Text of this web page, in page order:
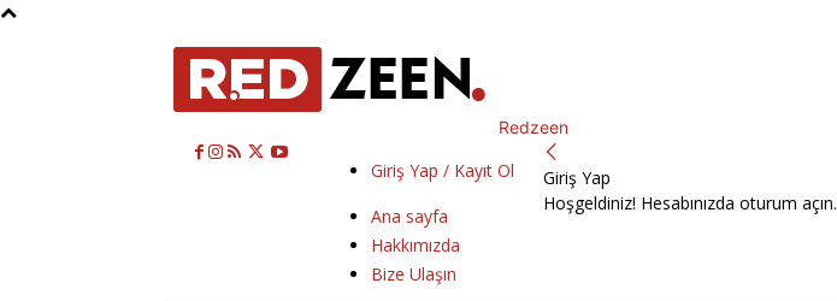
Redzeen
Giriş Yap / Kayıt Ol
Ana sayfa
Hakkımızda
Bize Ulaşın
Giriş Yap
Hoşgeldiniz! Hesabınızda oturum açın.